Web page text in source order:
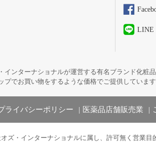
LINE
インターナショナルが運営する有名ブランド化粧
でお買い物をするような価格でご提供していま
ライバシーポリシー 医薬品店舗販売業
ズ・インターナショナルに属し、許可無く営業目